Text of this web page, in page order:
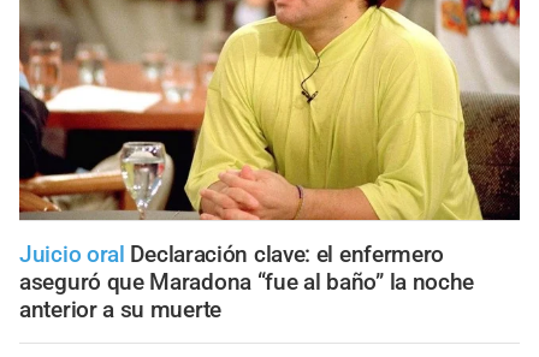
Juicio oral Declaración clave: el enfermero
aseguró que Maradona “fue al baño” la noche
anterior a su muerte